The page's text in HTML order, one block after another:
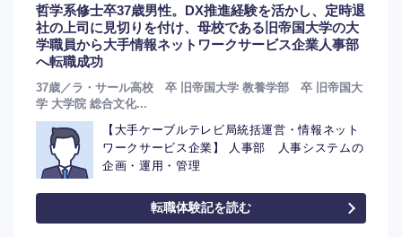
哲学系修士卒37歳男性。DX推進経験を活かし、定時退
社の上司に見切りを付け、母校である旧帝国大学の大
学職員から大手情報ネットワークサービス企業人事部
へ転職成功
37歳／ラ・サール高校 卒 旧帝国大学 教養学部 卒 旧帝国大
学 大学院 総合文化...
【大手ケーブルテレビ局統括運営・情報ネット
ワークサービス企業】 人事部 人事システムの
企画・運用・管理
転職体験記を読む